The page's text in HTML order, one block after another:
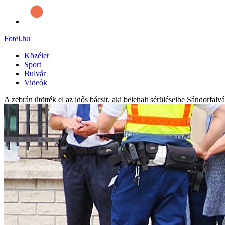
Fotel.hu
Közélet
Sport
Bulvár
Videók
A zebrán ütötték el az idős bácsit, aki belehalt sérüléseibe